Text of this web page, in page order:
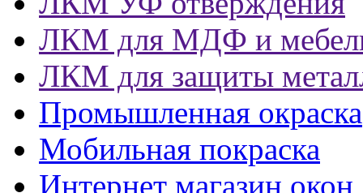
ЛКМ для МДФ и
ЛКМ для защиты
Промышленная окраска
Мобильная покраска
Интернет магазин окон